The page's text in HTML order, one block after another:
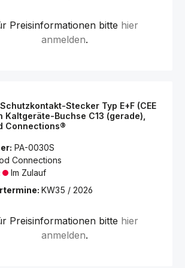
Preisinformationen bitte hier
anmelden.
Stecker Typ E+F (CEE
Kaltgeräte-Buchse C13 (gerade),
Connections®
PA-0030S
Connections
Im Zulauf
KW35 / 2026
Preisinformationen bitte hier
anmelden.